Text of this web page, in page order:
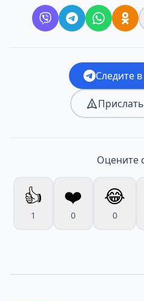
Следите
Оцените
👍
1
❤️
0
😂
0